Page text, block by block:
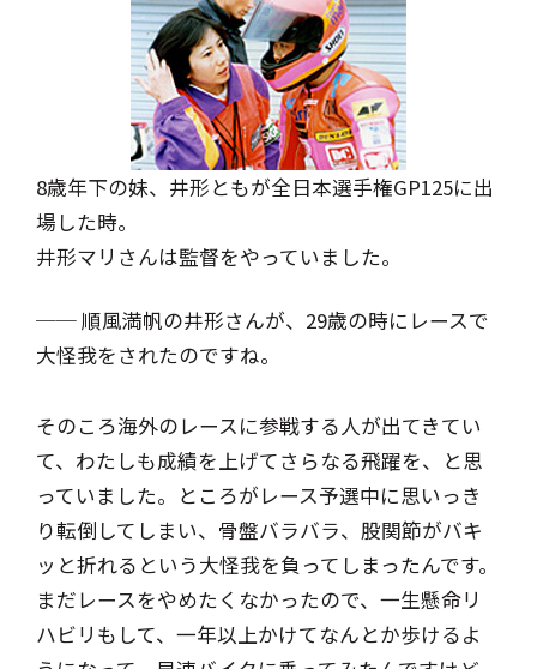
8歳年下の妹、井形ともが全日本選手権GP125に出
場した時。
井形マリさんは監督をやっていました。
── 順風満帆の井形さんが、29歳の時にレースで
大怪我をされたのですね。
そのころ海外のレースに参戦する人が出てきてい
て、わたしも成績を上げてさらなる飛躍を、と思
っていました。ところがレース予選中に思いっき
り転倒してしまい、骨盤バラバラ、股関節がバキ
ッと折れるという大怪我を負ってしまったんです。
まだレースをやめたくなかったので、一生懸命リ
ハビリもして、一年以上かけてなんとか歩けるよ